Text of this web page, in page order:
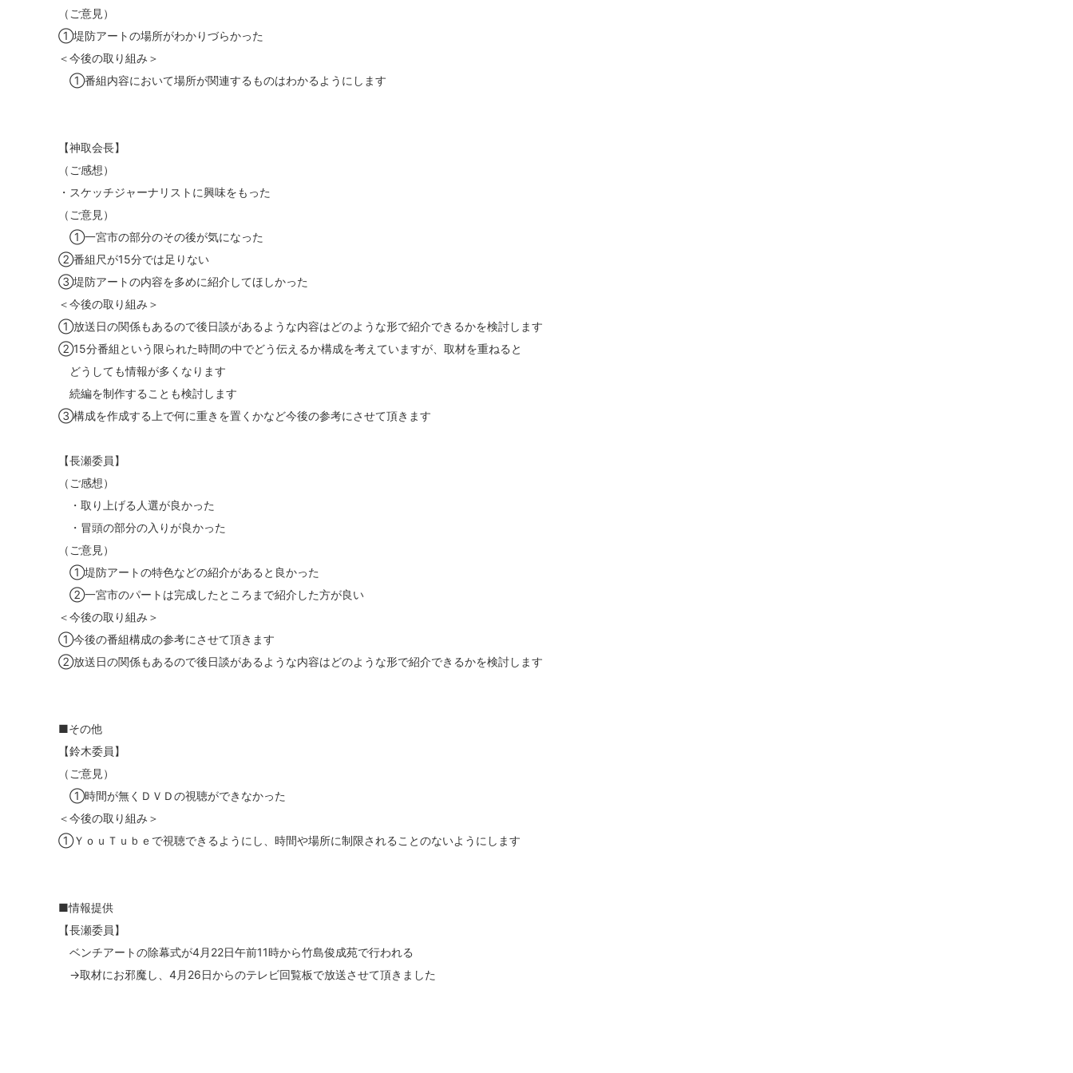
（ご意見）
①堤防アートの場所がわかりづらかった
＜今後の取り組み＞
①番組内容において場所が関連するものはわかるようにします
【神取会長】
（ご感想）
・スケッチジャーナリストに興味をもった
（ご意見）
①一宮市の部分のその後が気になった
②番組尺が15分では足りない
③堤防アートの内容を多めに紹介してほしかった
＜今後の取り組み＞
①放送日の関係もあるので後日談があるような内容はどのような形で紹介できるかを検討します
②15分番組という限られた時間の中でどう伝えるか構成を考えていますが、取材を重ねると
どうしても情報が多くなります
続編を制作することも検討します
③構成を作成する上で何に重きを置くかなど今後の参考にさせて頂きます
【長瀬委員】
（ご感想）
・取り上げる人選が良かった
・冒頭の部分の入りが良かった
（ご意見）
①堤防アートの特色などの紹介があると良かった
②一宮市のパートは完成したところまで紹介した方が良い
＜今後の取り組み＞
①今後の番組構成の参考にさせて頂きます
②放送日の関係もあるので後日談があるような内容はどのような形で紹介できるかを検討します
■その他
【鈴木委員】
（ご意見）
①時間が無くＤＶＤの視聴ができなかった
＜今後の取り組み＞
①ＹｏｕＴｕｂｅで視聴できるようにし、時間や場所に制限されることのないようにします
■情報提供
【長瀬委員】
ベンチアートの除幕式が4月22日午前11時から竹島俊成苑で行われる
→取材にお邪魔し、4月26日からのテレビ回覧板で放送させて頂きました